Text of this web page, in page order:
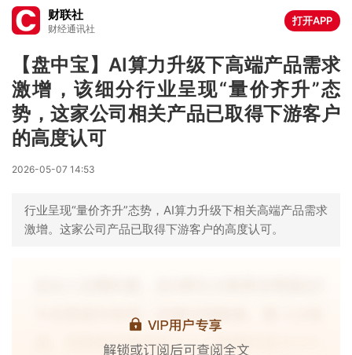
财联社
财经通讯社
打开APP
【盘中宝】AI算力升级下高端产品需求
激增，该细分行业呈现“量价齐升”态
势，这家公司相关产品已取得下游客户
的高度认可
2026-05-07 14:53
行业呈现“量价齐升”态势，AI算力升级下相关高端产品需求
激增。这家公司产品已取得下游客户的高度认可。